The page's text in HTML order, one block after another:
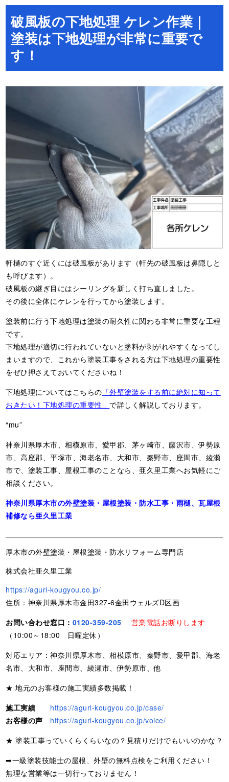
破風板の下地処理 ケレン作業｜
塗装は下地処理が非常に重要で
す！
軒樋のすぐ近くには破風板があります（軒先の破風板は鼻隠しと
も呼びます）。
破風板の継ぎ目にはシーリングを新しく打ち直しました。
その後に全体にケレンを行ってから塗装します。
塗装前に行う下地処理は塗装の耐久性に関わる非常に重要な工程
です。
下地処理が適切に行われていないと塗料が剥がれやすくなってし
まいますので、これから塗装工事をされる方は下地処理の重要性
をぜひ押さえておいてくださいね！
下地処理についてはこちらの 「外壁塗装をする前に絶対に知って
おきたい！下地処理の重要性」 で詳しく解説しております。
“mu”
神奈川県厚木市、相模原市、愛甲郡、茅ヶ崎市、藤沢市、伊勢原
市、高座郡、平塚市、海老名市、大和市、秦野市、座間市、綾瀬
市で、塗装工事、屋根工事のことなら、亜久里工業へお気軽にご
相談ください。
神奈川県厚木市の外壁塗装・屋根塗装・防水工事・雨樋、瓦屋根
補修なら亜久里工業
厚木市の外壁塗装・屋根塗装・防水リフォーム専門店
株式会社亜久里工業
https://aguri-kougyou.co.jp/
住所：神奈川県厚木市金田327-6金田ウェルズD区画
お問い合わせ窓口： 0120-359-205
営業電話お断りします
（10:00～18:00 日曜定休）
対応エリア：神奈川県厚木市、相模原市、秦野市、愛甲郡、海老
名市、大和市、座間市、綾瀬市、伊勢原市、他
★ 地元のお客様の施工実績多数掲載！
施工実績
https://aguri-kougyou.co.jp/case/
お客様の声
https://aguri-kougyou.co.jp/voice/
★ 塗装工事っていくらくらいなの？見積りだけでもいいのかな？
➡一級塗装技能士の屋根、外壁の無料点検をご利用ください！
無理な営業等は一切行っておりません！